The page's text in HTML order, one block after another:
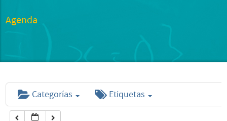
Agenda
Categorías Etiquetas
6:00 am